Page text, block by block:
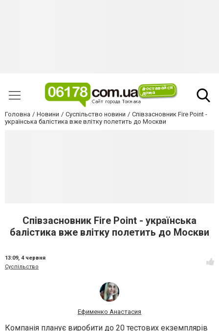
Головна Новини Суспільство новини
Співзасновник Fire Point -
українська балістика вже влітку полетить до Москви
Співзасновник Fire Point - українська
балістика вже влітку полетить до Москви
13:09, 4 червня
Суспільство
Ефименко Анастасия
Компанія планує виробити до 20 тестових екземплярів